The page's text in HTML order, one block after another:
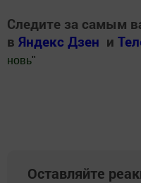
Следите за самым
в Яндекс Дзен и
новь"
Оставляйте